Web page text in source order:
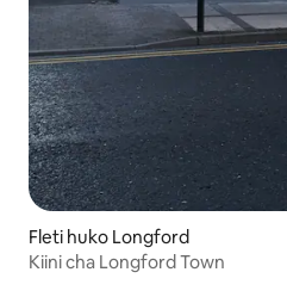
Fleti huko Longford
Kiini cha Longford Town